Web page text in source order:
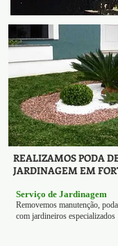
REALIZAMOS PODA
JARDINAGEM EM
Serviço de Jardinagem
Removemos manutenção,
com jardineiros especializados